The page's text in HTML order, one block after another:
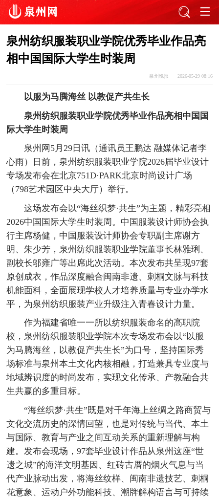
泉州纺织服装职业学院优秀毕业作品亮
相中国国际大学生时装周
泉州晚报 2026-05-29 08:16
以服为马腾海丝 以教促产共生长
泉州纺织服装职业学院优秀毕业作品亮相中国国
际大学生时装周
泉州网5月29日讯（通讯员王鹏达 融媒体记者李
心雨）日前，泉州纺织服装职业学院2026届毕业设计
专场发布会在北京751D·PARK北京时尚设计广场
（798艺术园区中央大厅）举行。
这场发布会以“海丝织梦·共生”为主题，精彩亮相
2026中国国际大学生时装周。中国服装设计师协会执
行主席杨健，中国服装设计师协会专职副主席谢方
明、朱少芳，泉州纺织服装职业学院董事长林雅琍、
副校长邬雍广等出席此次活动。本次发布共呈现97套
原创成衣，作品深度融合闽南非遗、刺桐文脉与科技
机能面料，全面展现学校人才培养质量与专业办学水
平，为泉州纺织服装产业升级注入青春设计力量。
作为福建省唯一一所以纺织服装命名的高职院
校，泉州纺织服装职业学院本次专场发布会以“以服
为马腾海丝，以教促产共生长”为口号，坚持国际秀
场标准与泉州本土文化内核相融，打造兼具专业度与
地域辨识度的时尚发布，实现文化传承、产教融合共
生共赢的多重目标。
“海丝织梦·共生”既是对千年海上丝绸之路商贸与
文化交流历史的深情回望，也是对传统与当代、本土
与国际、教育与产业之间互动关系的重新理解与构
建。发布会现场，97套毕业设计作品从泉州这座“世
遗之城”的海洋文明基因、红砖古厝的烟火气息与当
代产业脉动出发，将海丝纹样、闽南非遗技艺、刺桐
花意象、运动户外功能科技、潮牌解构语言与可持续